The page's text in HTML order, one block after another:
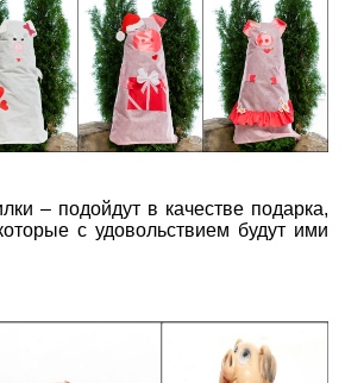
– подойдут в качестве подарка,
с удовольствием будут ими